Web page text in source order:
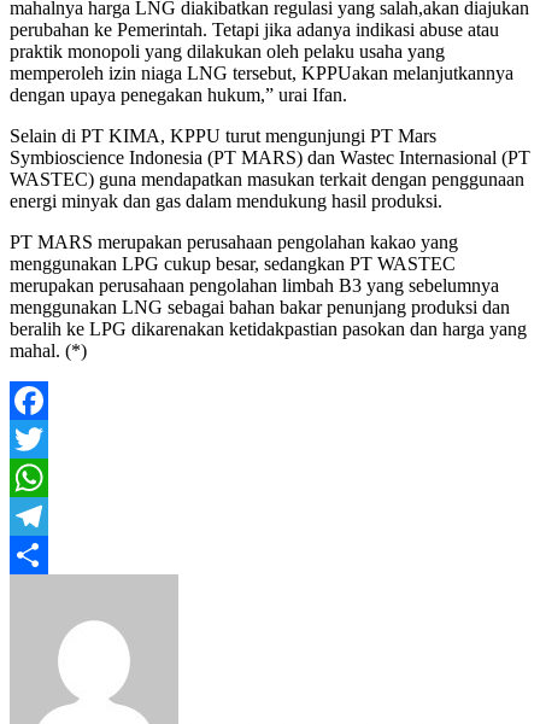
mahalnya harga LNG diakibatkan regulasi yang salah,akan diajukan
perubahan ke Pemerintah. Tetapi jika adanya indikasi abuse atau
praktik monopoli yang dilakukan oleh pelaku usaha yang
memperoleh izin niaga LNG tersebut, KPPUakan melanjutkannya
dengan upaya penegakan hukum,” urai Ifan.
Selain di PT KIMA, KPPU turut mengunjungi PT Mars
Symbioscience Indonesia (PT MARS) dan Wastec Internasional (PT
WASTEC) guna mendapatkan masukan terkait dengan penggunaan
energi minyak dan gas dalam mendukung hasil produksi.
PT MARS merupakan perusahaan pengolahan kakao yang
menggunakan LPG cukup besar, sedangkan PT WASTEC
merupakan perusahaan pengolahan limbah B3 yang sebelumnya
menggunakan LNG sebagai bahan bakar penunjang produksi dan
beralih ke LPG dikarenakan ketidakpastian pasokan dan harga yang
mahal. (*)
Facebook
Twitter
WhatsApp
Telegram